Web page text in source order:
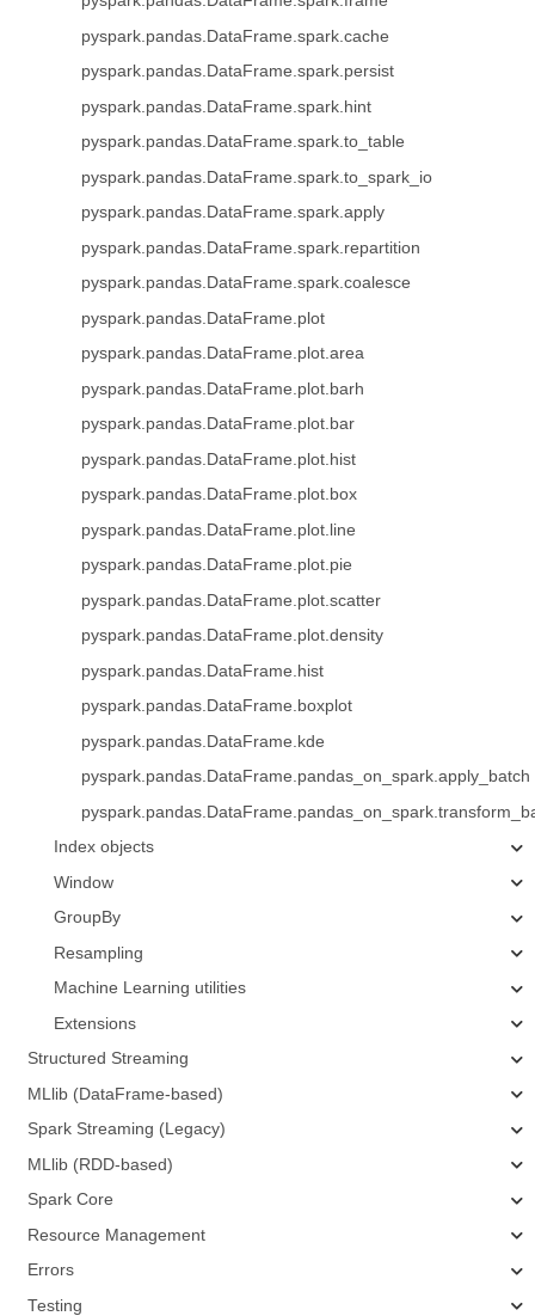
pyspark.pandas.DataFrame.spark.cache
pyspark.pandas.DataFrame.spark.persist
pyspark.pandas.DataFrame.spark.hint
pyspark.pandas.DataFrame.spark.to_table
pyspark.pandas.DataFrame.spark.to_spark_io
pyspark.pandas.DataFrame.spark.apply
pyspark.pandas.DataFrame.spark.repartition
pyspark.pandas.DataFrame.spark.coalesce
pyspark.pandas.DataFrame.plot
pyspark.pandas.DataFrame.plot.area
pyspark.pandas.DataFrame.plot.barh
pyspark.pandas.DataFrame.plot.bar
pyspark.pandas.DataFrame.plot.hist
pyspark.pandas.DataFrame.plot.box
pyspark.pandas.DataFrame.plot.line
pyspark.pandas.DataFrame.plot.pie
pyspark.pandas.DataFrame.plot.scatter
pyspark.pandas.DataFrame.plot.density
pyspark.pandas.DataFrame.hist
pyspark.pandas.DataFrame.boxplot
pyspark.pandas.DataFrame.kde
pyspark.pandas.DataFrame.pandas_on_spark.apply_batch
Index objects
Window
GroupBy
Resampling
Machine Learning utilities
Extensions
Structured Streaming
MLlib (DataFrame-based)
Spark Streaming (Legacy)
MLlib (RDD-based)
Spark Core
Resource Management
Errors
Testing